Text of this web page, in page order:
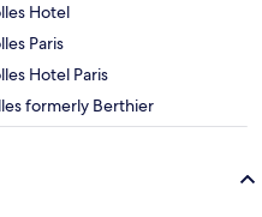
Hotel
Paris
Hotel Paris
formerly Berthier